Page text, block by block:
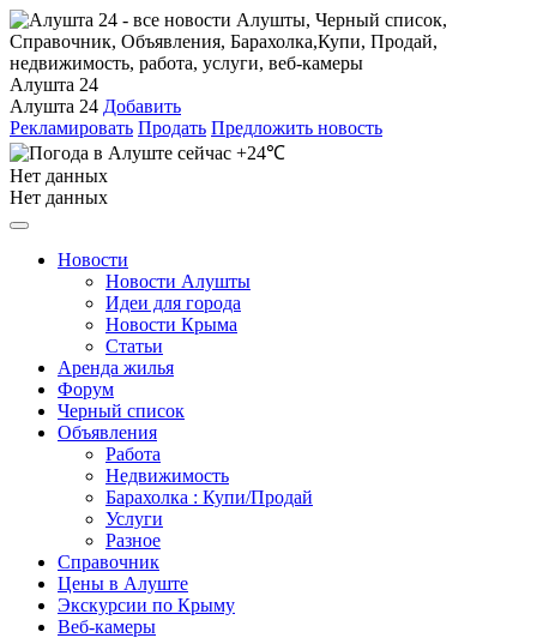
Алушта 24
Алушта 24 Добавить
Рекламировать Продать Предложить новость
+24℃
Нет данных
Нет данных
Новости
Новости Алушты
Идеи для города
Новости Крыма
Статьи
Аренда жилья
Форум
Черный список
Объявления
Работа
Недвижимость
Барахолка : Купи/Продай
Услуги
Разное
Справочник
Цены в Алуште
Экскурсии по Крыму
Веб-камеры